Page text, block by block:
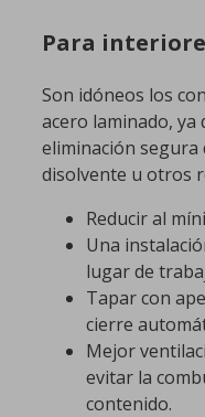
Para
Son idóneos los
acero laminado,
eliminación segura
disolvente u otros
Reducir al
Una
lugar de
Tapar con
cierre
Mejor
evitar la
contenido.